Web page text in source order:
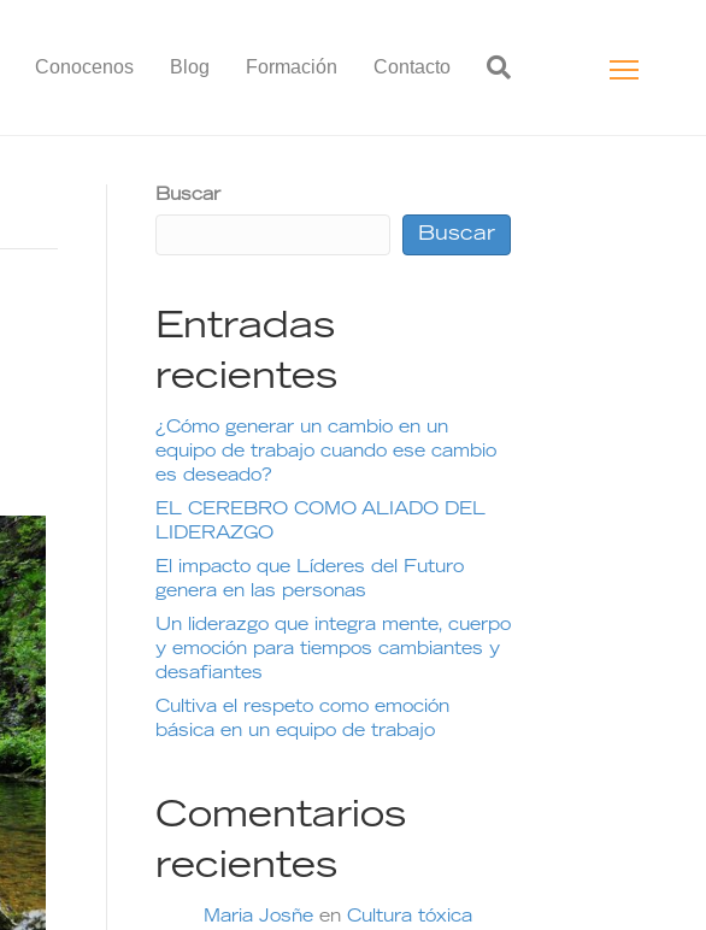
Conocenos Blog Formación Contacto
Buscar
Buscar
Entradas
recientes
¿Cómo generar un cambio en un
equipo de trabajo cuando ese cambio
es deseado?
EL CEREBRO COMO ALIADO DEL
LIDERAZGO
El impacto que Líderes del Futuro
genera en las personas
Un liderazgo que integra mente, cuerpo
y emoción para tiempos cambiantes y
desafiantes
Cultiva el respeto como emoción
básica en un equipo de trabajo
Comentarios
recientes
Maria Josñe en Cultura tóxica